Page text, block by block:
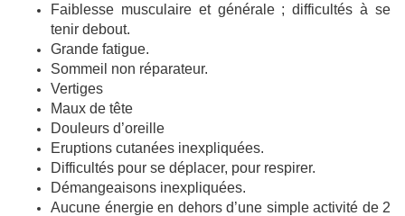
Faiblesse musculaire et générale ; difficultés à se
tenir debout.
Grande fatigue.
Sommeil non réparateur.
Vertiges
Maux de tête
Douleurs d’oreille
Eruptions cutanées inexpliquées.
Difficultés pour se déplacer, pour respirer.
Démangeaisons inexpliquées.
Aucune énergie en dehors d’une simple activité de 2